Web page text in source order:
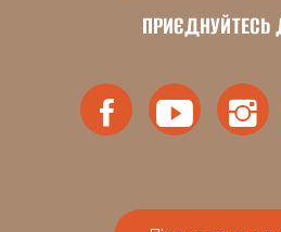
ПРИЄДНУЙТЕСЬ